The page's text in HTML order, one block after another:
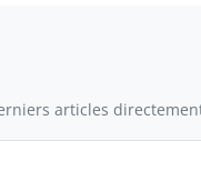
articles